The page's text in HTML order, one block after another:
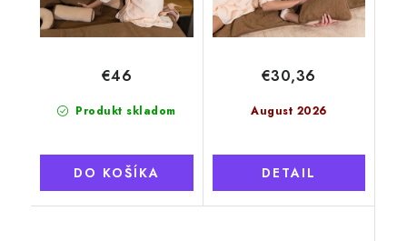
Produkt skladom
€46
DO KOŠÍKA
August 2026
€30,36
DETAIL